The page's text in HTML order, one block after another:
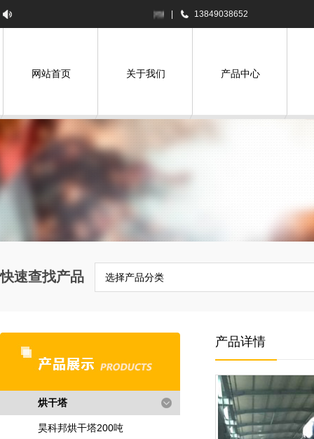
河南昊科邦机械设备有限公司欢迎您！
13849038652
网站首页 关于我们 产品中心
快速查找产品 选择产品分类
烘干塔
昊科邦烘干塔200吨
产品详情